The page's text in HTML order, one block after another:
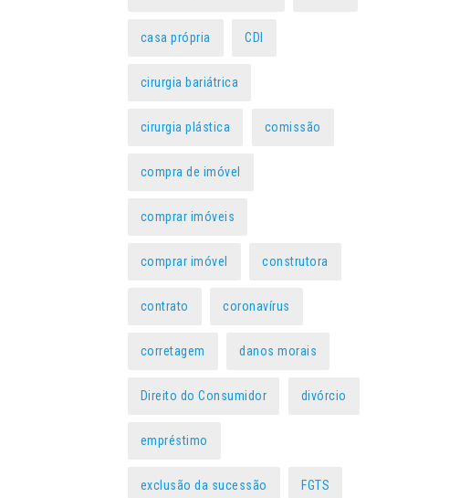
casa própria CDI
cirurgia bariátrica
cirurgia plástica comissão
compra de imóvel
comprar imóveis
comprar imóvel construtora
contrato coronavírus
corretagem danos morais
Direito do Consumidor divórcio
empréstimo
exclusão da sucessão FGTS